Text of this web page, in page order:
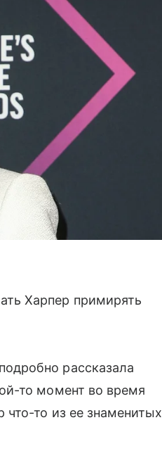
Харпер примирять
рассказала
то момент во время
что-то из ее знаменитых